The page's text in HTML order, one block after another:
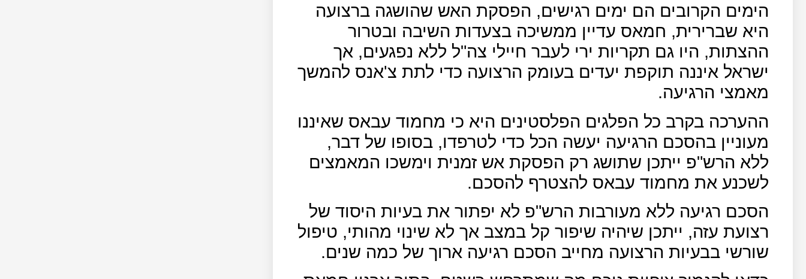
הימים הקרובים הם ימים רגישים, הפסקת האש שהושגה ברצועה
היא שברירית, חמאס עדיין ממשיכה בצעדות השיבה ובטרור
ההצתות, היו גם תקריות ירי לעבר חיילי צה"ל ללא נפגעים, אך
ישראל איננה תוקפת יעדים בעומק הרצועה כדי לתת צ'אנס להמשך
מאמצי הרגיעה.
ההערכה בקרב כל הפלגים הפלסטינים היא כי מחמוד עבאס שאיננו
מעוניין בהסכם הרגיעה יעשה הכל כדי לטרפדו, בסופו של דבר,
ללא הרש"פ ייתכן שתושג רק הפסקת אש זמנית וימשכו המאמצים
לשכנע את מחמוד עבאס להצטרף להסכם.
הסכם רגיעה ללא מעורבות הרש"פ לא יפתור את בעיות היסוד של
רצועת עזה, ייתכן שיהיה שיפור קל במצב אך לא שינוי מהותי, טיפול
שורשי בבעיות הרצועה מחייב הסכם רגיעה ארוך של כמה שנים.